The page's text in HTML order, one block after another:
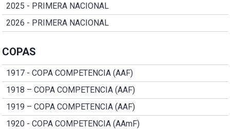
2025 - PRIMERA NACIONAL
2026 - PRIMERA NACIONAL
COPAS
1917 - COPA COMPETENCIA (AAF)
1918 – COPA COMPETENCIA (AAF)
1919 – COPA COMPETENCIA (AAF)
1920 - COPA COMPETENCIA (AAmF)